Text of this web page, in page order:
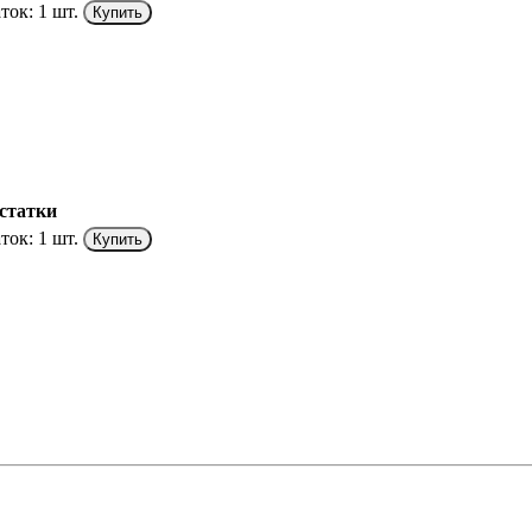
1 шт. Купить
1 шт. Купить